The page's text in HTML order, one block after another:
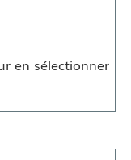
en sélectionner